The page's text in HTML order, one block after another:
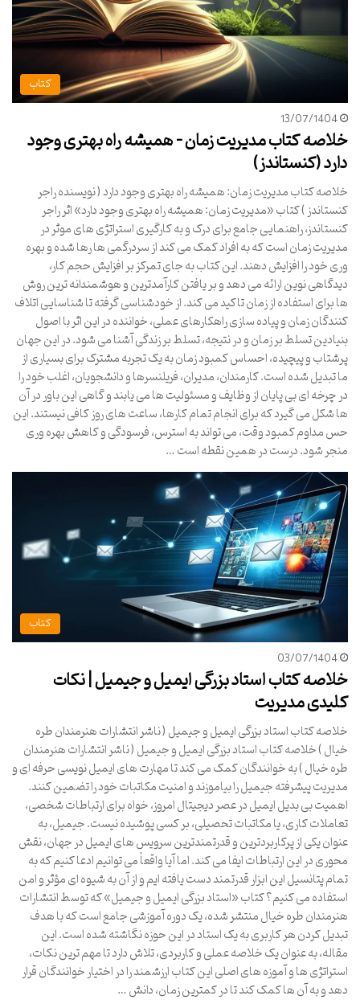
کتاب
13/07/1404
خلاصه کتاب مدیریت زمان – همیشه راه بهتری وجود
دارد (کنستاندز)
خلاصه کتاب مدیریت زمان: همیشه راه بهتری وجود دارد ( نویسنده راجر
کنستاندز ) کتاب «مدیریت زمان: همیشه راه بهتری وجود دارد» اثر راجر
کنستاندز، راهنمایی جامع برای درک و به کارگیری استراتژی های موثر در
مدیریت زمان است که به افراد کمک می کند از سردرگمی ها رها شده و بهره
وری خود را افزایش دهند. این کتاب به جای تمرکز بر افزایش حجم کار،
دیدگاهی نوین ارائه می دهد و بر یافتن کارآمدترین و هوشمندانه ترین روش
ها برای استفاده از زمان تاکید می کند. از خودشناسی گرفته تا شناسایی اتلاف
کنندگان زمان و پیاده سازی راهکارهای عملی، خواننده در این اثر با اصول
بنیادین تسلط بر زمان و در نتیجه، تسلط بر زندگی آشنا می شود. در این جهان
پرشتاب و پیچیده، احساس کمبود زمان به یک تجربه مشترک برای بسیاری از
ما تبدیل شده است. کارمندان، مدیران، فریلنسرها و دانشجویان، اغلب خود را
در چرخه ای بی پایان از وظایف و مسئولیت ها می یابند و گاهی این باور در آن
ها شکل می گیرد که برای انجام تمام کارها، ساعت های روز کافی نیستند. این
حس مداوم کمبود وقت، می تواند به استرس، فرسودگی و کاهش بهره وری
منجر شود. درست در همین نقطه است …
کتاب
03/07/1404
خلاصه کتاب استاد بزرگی ایمیل و جیمیل | نکات
کلیدی مدیریت
خلاصه کتاب استاد بزرگی ایمیل و جیمیل ( ناشر انتشارات هنرمندان طره
خیال ) خلاصه کتاب استاد بزرگی ایمیل و جیمیل ( ناشر انتشارات هنرمندان
طره خیال ) به خوانندگان کمک می کند تا مهارت های ایمیل نویسی حرفه ای و
مدیریت پیشرفته جیمیل را بیاموزند و امنیت مکاتبات خود را تضمین کنند.
اهمیت بی بدیل ایمیل در عصر دیجیتال امروز، خواه برای ارتباطات شخصی،
تعاملات کاری، یا مکاتبات تحصیلی، بر کسی پوشیده نیست. جیمیل، به
عنوان یکی از پرکاربردترین و قدرتمندترین سرویس های ایمیل در جهان، نقش
محوری در این ارتباطات ایفا می کند. اما آیا واقعاً می توانیم ادعا کنیم که به
تمام پتانسیل این ابزار قدرتمند دست یافته ایم و از آن به شیوه ای مؤثر و امن
استفاده می کنیم؟ کتاب «استاد بزرگی ایمیل و جیمیل» که توسط انتشارات
هنرمندان طره خیال منتشر شده، یک دوره آموزشی جامع است که با هدف
تبدیل کردن هر کاربری به یک استاد در این حوزه نگاشته شده است. این
مقاله، به عنوان یک خلاصه عملی و کاربردی، تلاش دارد تا مهم ترین نکات،
استراتژی ها و آموزه های اصلی این کتاب ارزشمند را در اختیار خوانندگان قرار
دهد و به آن ها کمک کند تا در کمترین زمان، دانش …